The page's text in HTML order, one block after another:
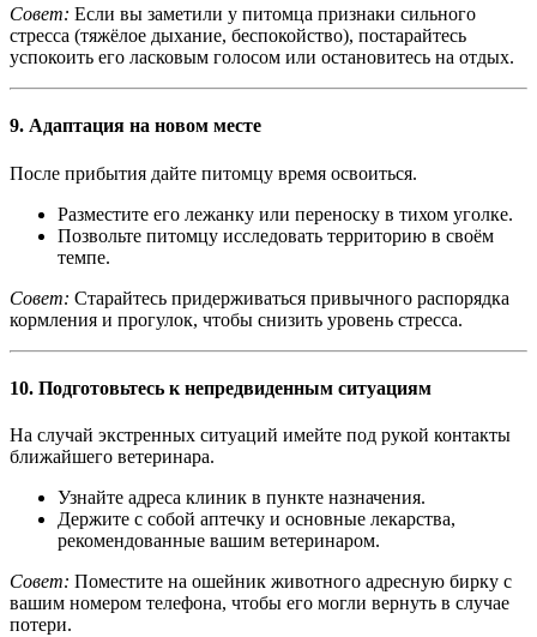
Совет: Если вы заметили у питомца признаки сильного
стресса (тяжёлое дыхание, беспокойство), постарайтесь
успокоить его ласковым голосом или остановитесь на отдых.
9. Адаптация на новом месте
После прибытия дайте питомцу время освоиться.
Разместите его лежанку или переноску в тихом уголке.
Позвольте питомцу исследовать территорию в своём
темпе.
Совет: Старайтесь придерживаться привычного распорядка
кормления и прогулок, чтобы снизить уровень стресса.
10. Подготовьтесь к непредвиденным ситуациям
На случай экстренных ситуаций имейте под рукой контакты
ближайшего ветеринара.
Узнайте адреса клиник в пункте назначения.
Держите с собой аптечку и основные лекарства,
рекомендованные вашим ветеринаром.
Совет: Поместите на ошейник животного адресную бирку с
вашим номером телефона, чтобы его могли вернуть в случае
потери.